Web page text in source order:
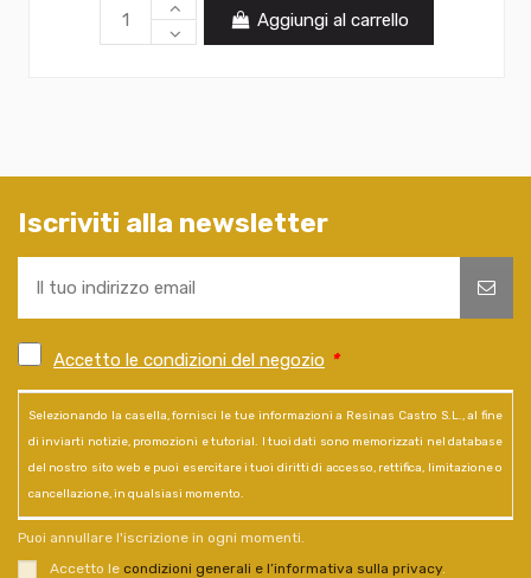
Aggiungi al carrello
Iscriviti alla newsletter
Accetto le condizioni del negozio *
Selezionando la casella, fornisci le tue informazioni a Resinas Castro S.L., al fine
di inviarti notizie, promozioni e tutorial. I tuoi dati sono memorizzati nel database
del nostro sito web e puoi esercitare i tuoi diritti di accesso, rettifica, limitazione o
cancellazione, in qualsiasi momento.
Puoi annullare l'iscrizione in ogni momenti.
Accetto le condizioni generali e l’informativa sulla privacy.